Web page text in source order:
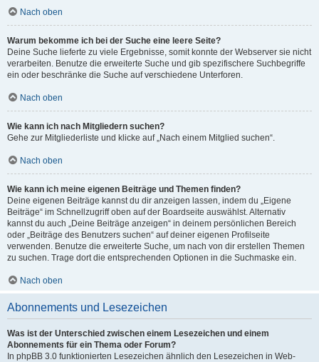
Nach oben
Warum bekomme ich bei der Suche eine leere Seite?
Deine Suche lieferte zu viele Ergebnisse, somit konnte der Webserver sie nicht
verarbeiten. Benutze die erweiterte Suche und gib spezifischere Suchbegriffe
ein oder beschränke die Suche auf verschiedene Unterforen.
Nach oben
Wie kann ich nach Mitgliedern suchen?
Gehe zur Mitgliederliste und klicke auf „Nach einem Mitglied suchen“.
Nach oben
Wie kann ich meine eigenen Beiträge und Themen finden?
Deine eigenen Beiträge kannst du dir anzeigen lassen, indem du „Eigene
Beiträge“ im Schnellzugriff oben auf der Boardseite auswählst. Alternativ
kannst du auch „Deine Beiträge anzeigen“ in deinem persönlichen Bereich
oder „Beiträge des Benutzers suchen“ auf deiner eigenen Profilseite
verwenden. Benutze die erweiterte Suche, um nach von dir erstellen Themen
zu suchen. Trage dort die entsprechenden Optionen in die Suchmaske ein.
Nach oben
Abonnements und Lesezeichen
Was ist der Unterschied zwischen einem Lesezeichen und einem
Abonnements für ein Thema oder Forum?
In phpBB 3.0 funktionierten Lesezeichen ähnlich den Lesezeichen in Web-